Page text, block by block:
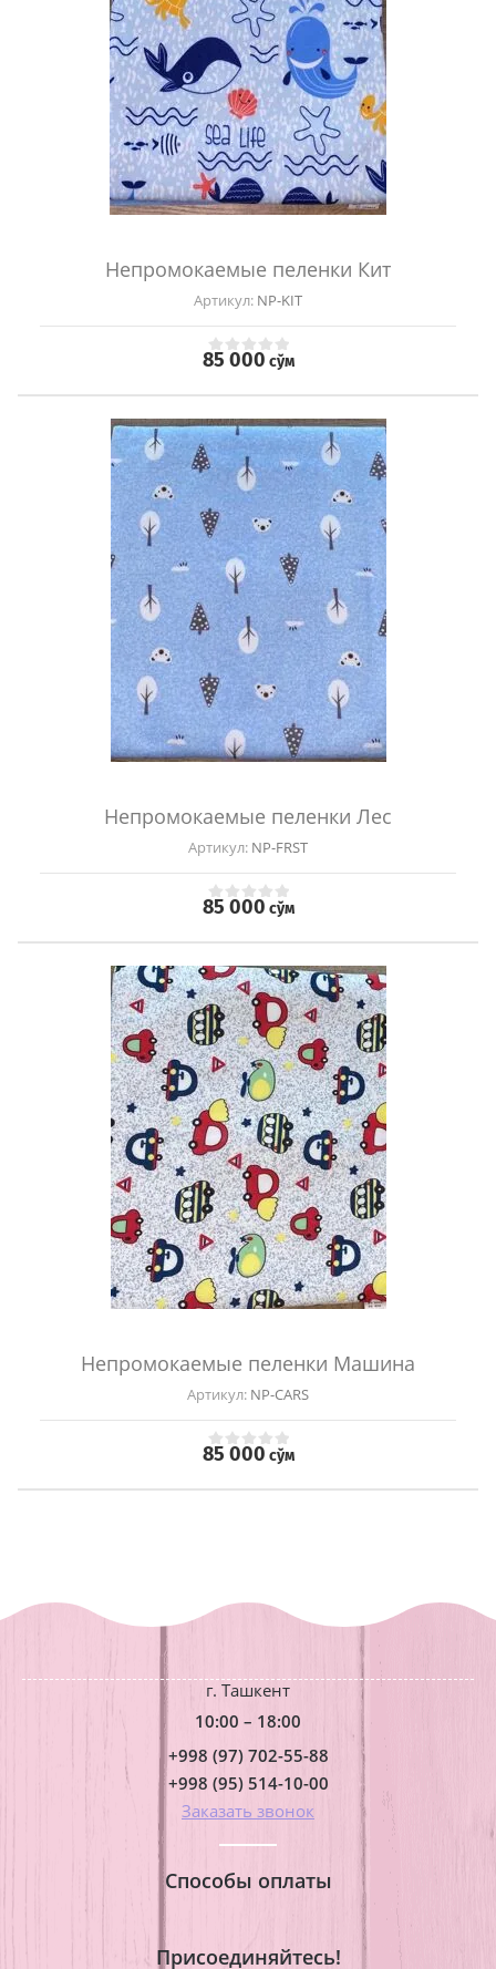
Непромокаемые пеленки Кит
Артикул: NP-KIT
85 000 сўм
Непромокаемые пеленки Лес
Артикул: NP-FRST
85 000 сўм
Непромокаемые пеленки Машина
Артикул: NP-CARS
85 000 сўм
г. Ташкент
10:00 – 18:00
+998 (97) 702-55-88
+998 (95) 514-10-00
Заказать звонок
Способы оплаты
Присоединяйтесь!